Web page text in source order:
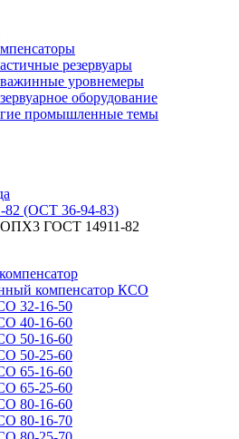
резервуары
уровнемеры
оборудование
промышленные темы
(ОСТ 36-94-83)
ГОСТ 14911-82
компенсатор КСО
32-16-50
40-16-60
50-16-60
50-25-60
65-16-60
65-25-60
80-16-60
80-16-70